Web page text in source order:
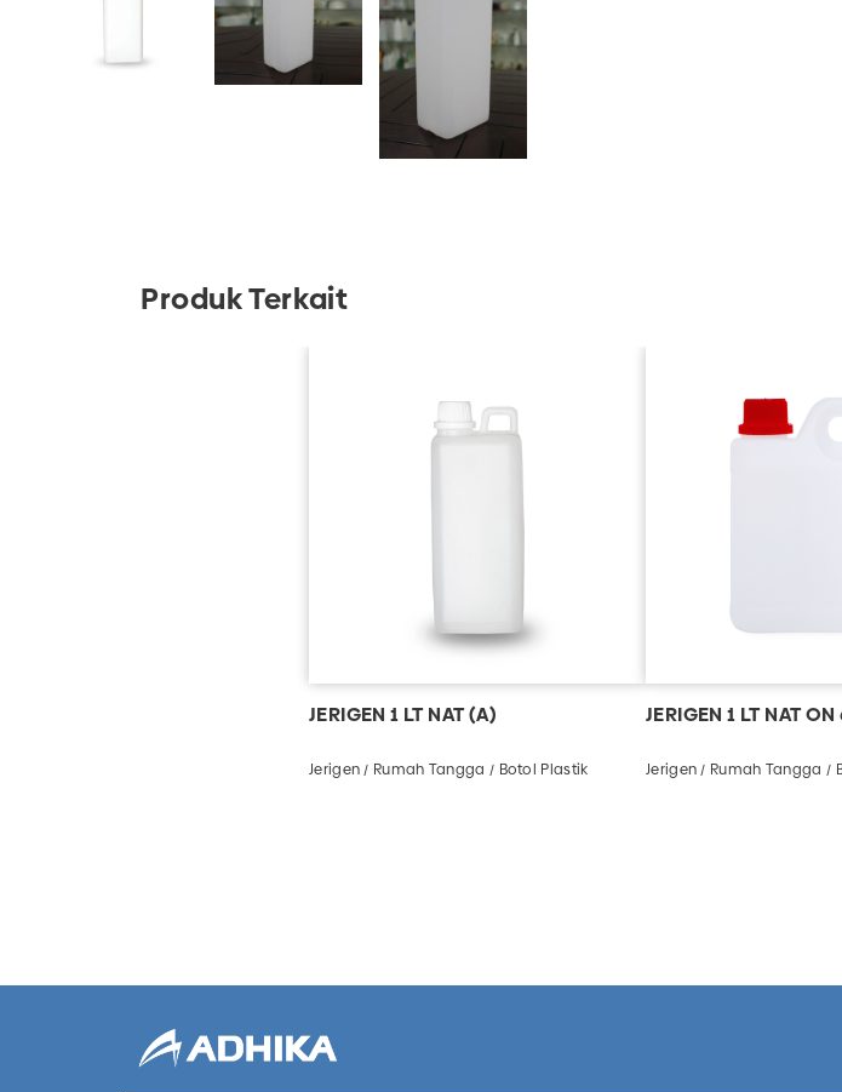
Produk Terkait
JERIGEN 1 LT NAT (A)
Jerigen / Rumah Tangga / Botol Plastik
JERIGEN 1 LT NAT
Jerigen / Rumah Tangga /